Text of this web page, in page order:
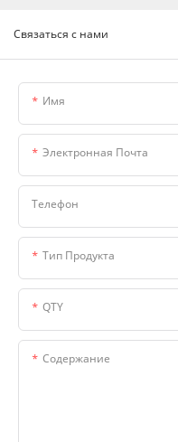
Связаться с нами
Имя
Электронная Почта
Телефон
Тип Продукта
QTY
Содержание